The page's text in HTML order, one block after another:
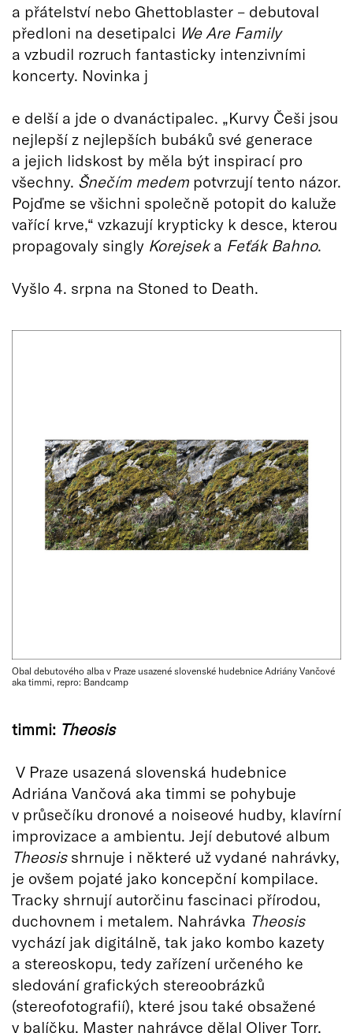
a přátelství nebo Ghettoblaster – debutoval
předloni na desetipalci We Are Family
a vzbudil rozruch fantasticky intenzivními
koncerty. Novinka j
e delší a jde o dvanáctipalec. „Kurvy Češi jsou
nejlepší z nejlepších bubáků své generace
a jejich lidskost by měla být inspirací pro
všechny. Šnečím medem potvrzují tento názor.
Pojďme se všichni společně potopit do kaluže
vařící krve,“ vzkazují krypticky k desce, kterou
propagovaly singly Korejseka Feťák Bahno.
Vyšlo 4. srpna na Stoned to Death.
Obal debutového alba v Praze usazené slovenské hudebnice Adriány Vančové
aka timmi, repro: Bandcamp
timmi: Theosis
V Praze usazená slovenská hudebnice
Adriána Vančová aka timmi se pohybuje
v průsečíku dronové a noiseové hudby, klavírní
improvizace a ambientu. Její debutové album
Theosisshrnuje i některé už vydané nahrávky,
je ovšem pojaté jako koncepční kompilace.
Tracky shrnují autorčinu fascinaci přírodou,
duchovnem i metalem. Nahrávka Theosis
vychází jak digitálně, tak jako kombo kazety
a stereoskopu, tedy zařízení určeného ke
sledování grafických stereoobrázků
(stereofotografií), které jsou také obsažené
v balíčku. Master nahrávce dělal Oliver Torr,